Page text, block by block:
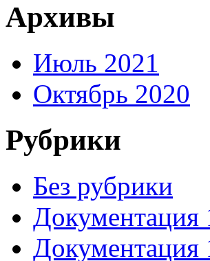
Архивы
Июль 2021
Октябрь 2020
Рубрики
Без рубрики
Документация
Документация